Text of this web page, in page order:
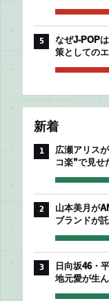
5
なぜJ-POP
策としての
新着
1
広瀬アリス
コ楽”で見せ
2
山本美月が
ブランドが
3
日向坂46・
地元愛が生